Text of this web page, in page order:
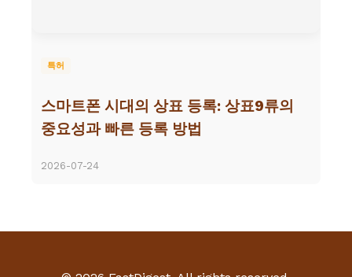
특허
스마트폰 시대의 상표 등록: 상표9류의
중요성과 빠른 등록 방법
2026-07-24